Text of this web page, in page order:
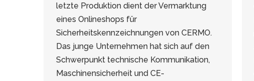
letzte Produktion dient der Vermarktung
eines Onlineshops für
Sicherheitskennzeichnungen von CERMO.
Das junge Unternehmen hat sich auf den
Schwerpunkt technische Kommunikation,
Maschinensicherheit und CE-